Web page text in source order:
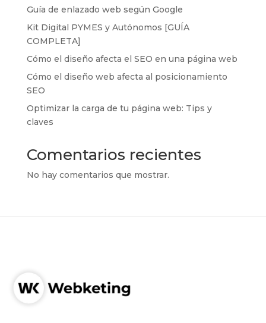
Guía de enlazado web según Google
Kit Digital PYMES y Autónomos [GUÍA
COMPLETA]
Cómo el diseño afecta el SEO en una página web
Cómo el diseño web afecta al posicionamiento
SEO
Optimizar la carga de tu página web: Tips y
claves
Comentarios recientes
No hay comentarios que mostrar.